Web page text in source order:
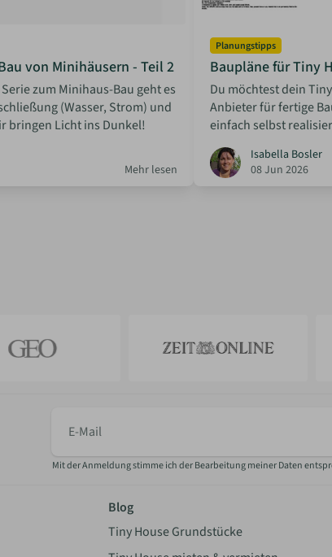
von Minihäusern - Teil 2
zum Minihaus-Bau geht es
(Wasser, Strom) und
bringen Licht ins Dunkel!
Mehr lesen
Planungstipps
Baupläne für Tiny
Du möchtest dein
Anbieter für fertige
einfach selbst
Isabella Bosler
08 Jun 2026
Mail
Mit der Anmeldung stimme ich der Bearbeitung meiner Daten
Blog
Tiny House Grundstücke